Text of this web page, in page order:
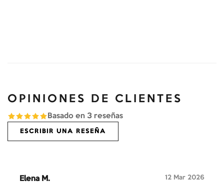
OPINIONES DE CLIENTES
Basado en 3 reseñas
ESCRIBIR UNA RESEÑA
Elena M. 12 Mar 2026